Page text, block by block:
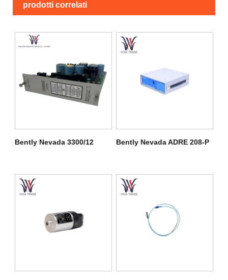
prodotti correlati
Bently Nevada 3300/12 Bently Nevada ADRE 208-P